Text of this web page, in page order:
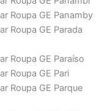
Roupa GE Panamby
Roupa GE Parada
Roupa GE Paraíso
Roupa GE Pari
Roupa GE Parque